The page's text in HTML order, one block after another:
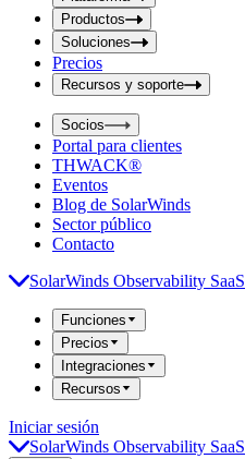
t
S
e
a
r
c
h
b
o
x
Productos
Soluciones
Precios
Recursos y soporte
Socios
Portal para clientes
THWACK®
Eventos
Blog de SolarWinds
Sector público
Contacto
SolarWinds Observability SaaS
Funciones
Precios
Integraciones
Recursos
Iniciar sesión
SolarWinds Observability SaaS